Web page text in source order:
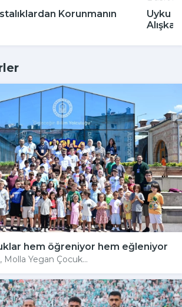
Korunmanın
Uyku
hem öğreniyor hem eğleniyor
Molla Yegan Çocuk...